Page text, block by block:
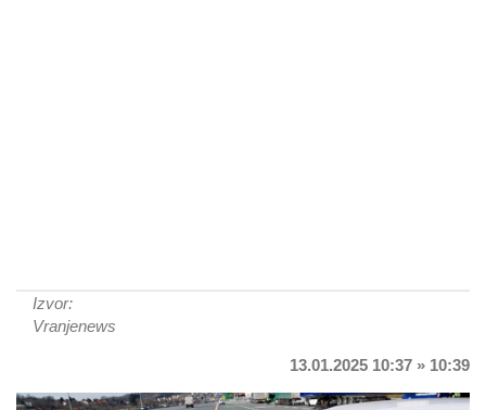
Izvor:
Vranjenews
13.01.2025 10:37 » 10:39